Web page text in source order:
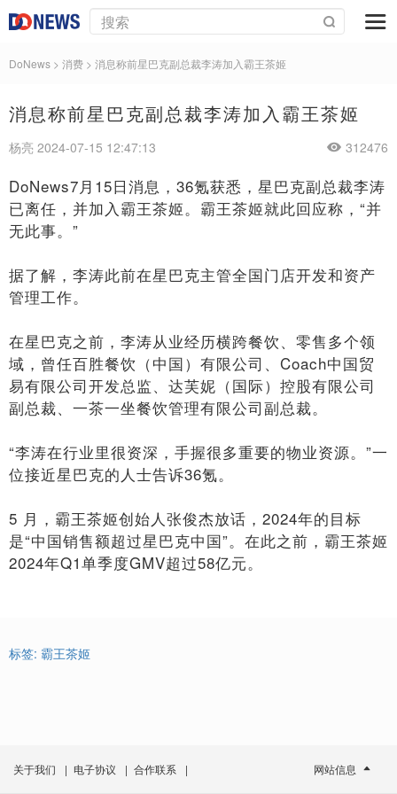
DoNews > 消费 > 消息称前星巴克副总裁李涛加入霸王茶姬
消息称前星巴克副总裁李涛加入霸王茶姬
杨亮 2024-07-15 12:47:13 312476
DoNews7月15日消息，36氪获悉，星巴克副总裁李涛
已离任，并加入霸王茶姬。霸王茶姬就此回应称，“并
无此事。”
据了解，李涛此前在星巴克主管全国门店开发和资产
管理工作。
在星巴克之前，李涛从业经历横跨餐饮、零售多个领
域，曾任百胜餐饮（中国）有限公司、Coach中国贸
易有限公司开发总监、达芙妮（国际）控股有限公司
副总裁、一茶一坐餐饮管理有限公司副总裁。
“李涛在行业里很资深，手握很多重要的物业资源。”一
位接近星巴克的人士告诉36氪。
5 月，霸王茶姬创始人张俊杰放话，2024年的目标
是“中国销售额超过星巴克中国”。在此之前，霸王茶姬
2024年Q1单季度GMV超过58亿元。
标签: 霸王茶姬
关于我们 | 电子协议 | 合作联系 | 网站信息